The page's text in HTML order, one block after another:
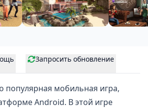
Запросить обновление
популярная мобильная игра,
Android. В этой игре